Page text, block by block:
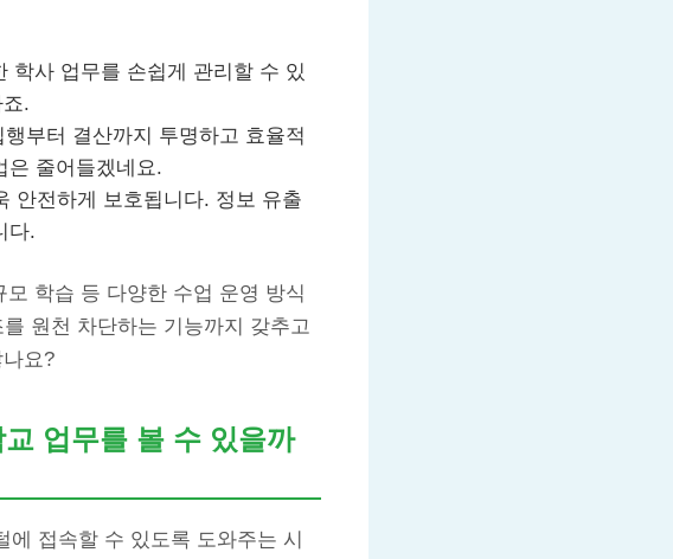
학사 업무를 손쉽게 관리할 수 있
.
부터 결산까지 투명하고 효율적
은 줄어들겠네요.
안전하게 보호됩니다. 정보 유출
다.
학습 등 다양한 수업 운영 방식
원천 차단하는 기능까지 갖추고
요?
업무를 볼 수 있을까
접속할 수 있도록 도와주는 시